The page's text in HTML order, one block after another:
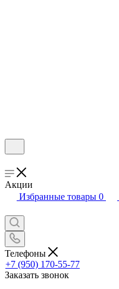
Акции
Избранные товары 0
Телефоны
+7 (950) 170-55-77
Заказать звонок